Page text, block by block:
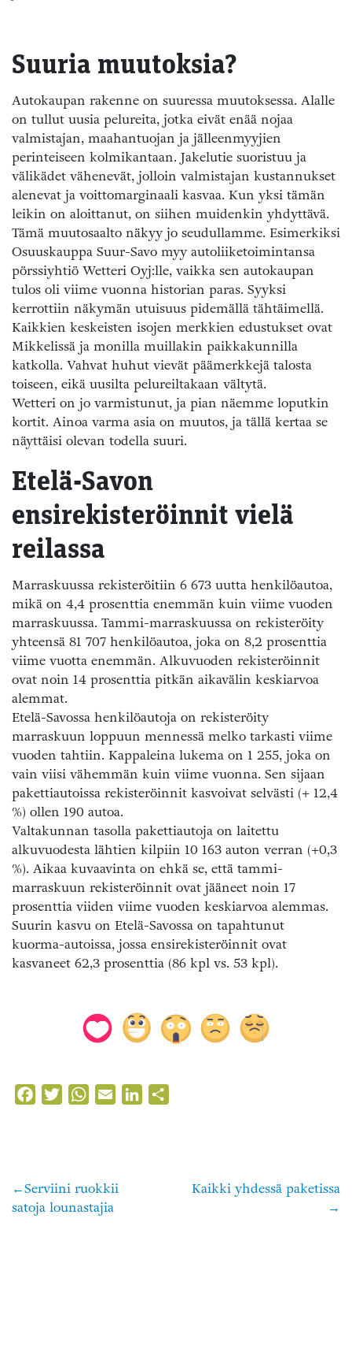
Suuria muutoksia?
Autokaupan rakenne on suuressa muutoksessa. Alalle
on tullut uusia pelureita, jotka eivät enää nojaa
valmistajan, maahantuojan ja jälleenmyyjien
perinteiseen kolmikantaan. Jakelutie suoristuu ja
välikädet vähenevät, jolloin valmistajan kustannukset
alenevat ja voittomarginaali kasvaa. Kun yksi tämän
leikin on aloittanut, on siihen muidenkin yhdyttävä.
Tämä muutosaalto näkyy jo seudullamme. Esimerkiksi
Osuuskauppa Suur-Savo myy autoliiketoimintansa
pörssiyhtiö Wetteri Oyj:lle, vaikka sen autokaupan
tulos oli viime vuonna historian paras. Syyksi
kerrottiin näkymän utuisuus pidemällä tähtäimellä.
Kaikkien keskeisten isojen merkkien edustukset ovat
Mikkelissä ja monilla muillakin paikkakunnilla
katkolla. Vahvat huhut vievät päämerkkejä talosta
toiseen, eikä uusilta pelureiltakaan vältytä.
Wetteri on jo varmistunut, ja pian näemme loputkin
kortit. Ainoa varma asia on muutos, ja tällä kertaa se
näyttäisi olevan todella suuri.
Etelä-Savon
ensirekisteröinnit vielä
reilassa
Marraskuussa rekisteröitiin 6 673 uutta henkilöautoa,
mikä on 4,4 prosenttia enemmän kuin viime vuoden
marraskuussa. Tammi-marraskuussa on rekisteröity
yhteensä 81 707 henkilöautoa, joka on 8,2 prosenttia
viime vuotta enemmän. Alkuvuoden rekisteröinnit
ovat noin 14 prosenttia pitkän aikavälin keskiarvoa
alemmat.
Etelä-Savossa henkilöautoja on rekisteröity
marraskuun loppuun mennessä melko tarkasti viime
vuoden tahtiin. Kappaleina lukema on 1 255, joka on
vain viisi vähemmän kuin viime vuonna. Sen sijaan
pakettiautoissa rekisteröinnit kasvoivat selvästi (+ 12,4
%) ollen 190 autoa.
Valtakunnan tasolla pakettiautoja on laitettu
alkuvuodesta lähtien kilpiin 10 163 auton verran (+0,3
%). Aikaa kuvaavinta on ehkä se, että tammi-
marraskuun rekisteröinnit ovat jääneet noin 17
prosenttia viiden viime vuoden keskiarvoa alemmas.
Suurin kasvu on Etelä-Savossa on tapahtunut
kuorma-autoissa, jossa ensirekisteröinnit ovat
kasvaneet 62,3 prosenttia (86 kpl vs. 53 kpl).
FacebookTwitterWhatsApp
Email LinkedIn
Artikkelien
Serviini ruokkii
satoja lounastajia
Kaikki yhdessä paketissa